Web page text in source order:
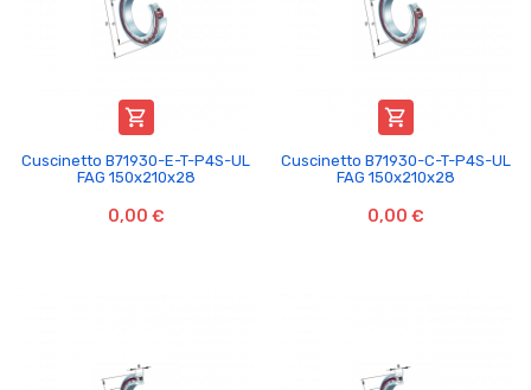

Cuscinetto B71930-E-T-P4S-UL
FAG 150x210x28
0,00 €

Cuscinetto B71930-C-T-P4S-UL
FAG 150x210x28
0,00 €